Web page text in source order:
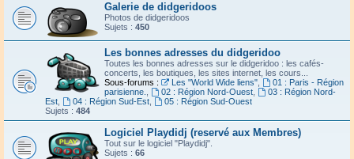
Galerie de didgeridoos
Photos de didgeridoos
Sujets : 450
Les bonnes adresses du didgeridoo
Toutes les bonnes adresses sur le didgeridoo : les cafés-
concerts, les boutiques, les sites internet, les cours...
Sous-forums :
Les "World Wide liens",
01 : Paris - Région
parisienne.
02 : Région Nord-Ouest,
03 : Région Nord-
Est
04 : Région Sud-Est,
05 : Région Sud-Ouest
Sujets : 484
Logiciel Playdidj (reservé aux Membres)
Tout sur le logiciel "Playdidj".
Sujets : 66